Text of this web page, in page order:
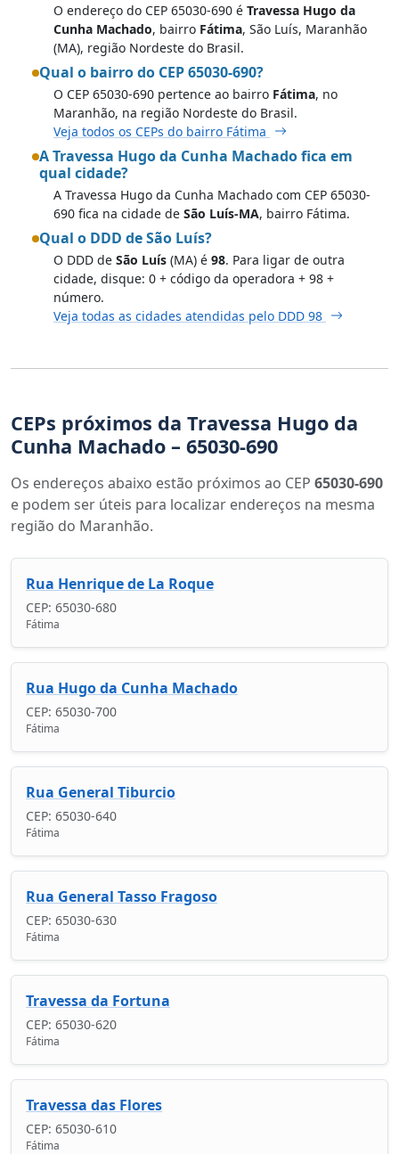
O endereço do CEP 65030-690 é Travessa Hugo da
Cunha Machado, bairro Fátima, São Luís, Maranhão
(MA), região Nordeste do Brasil.
Qual o bairro do CEP 65030-690?
O CEP 65030-690 pertence ao bairro Fátima, no
Maranhão, na região Nordeste do Brasil.
Veja todos os CEPs do bairro Fátima
A Travessa Hugo da Cunha Machado fica em
qual cidade?
A Travessa Hugo da Cunha Machado com CEP 65030-
690 fica na cidade de São Luís-MA, bairro Fátima.
Qual o DDD de São Luís?
O DDD de São Luís (MA) é 98. Para ligar de outra
cidade, disque: 0 + código da operadora + 98 +
número.
Veja todas as cidades atendidas pelo DDD 98
CEPs próximos da Travessa Hugo da
Cunha Machado – 65030-690
Os endereços abaixo estão próximos ao CEP 65030-690
e podem ser úteis para localizar endereços na mesma
região do Maranhão.
Rua Henrique de La Roque
CEP: 65030-680
Fátima
Rua Hugo da Cunha Machado
CEP: 65030-700
Fátima
Rua General Tiburcio
CEP: 65030-640
Fátima
Rua General Tasso Fragoso
CEP: 65030-630
Fátima
Travessa da Fortuna
CEP: 65030-620
Fátima
Travessa das Flores
CEP: 65030-610
Fátima